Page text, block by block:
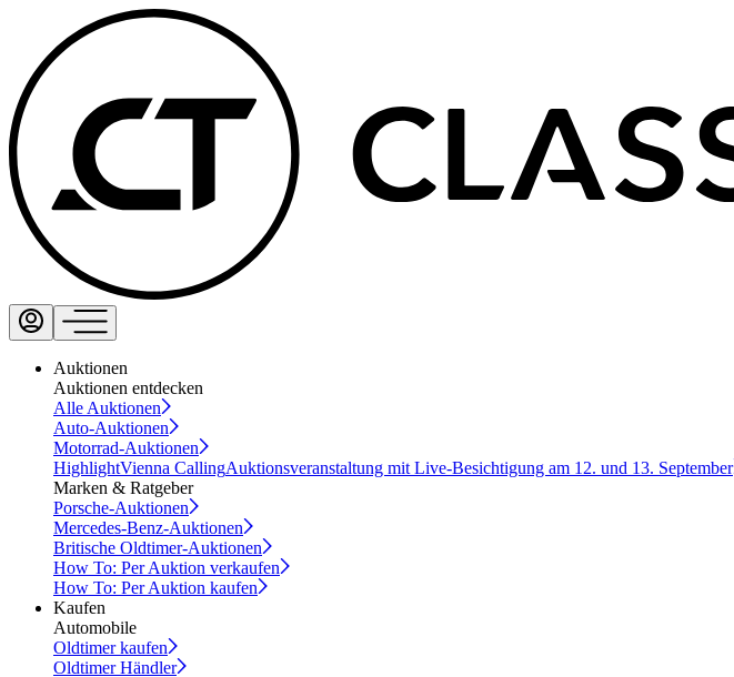
Auktionen
Auktionen entdecken
Alle Auktionen
Auto-Auktionen
Motorrad-Auktionen
HighlightVienna CallingAuktionsveranstaltung mit Live-Besichtigung am 12. und 13. September
Marken & Ratgeber
Porsche-Auktionen
Mercedes-Benz-Auktionen
Britische Oldtimer-Auktionen
How To: Per Auktion verkaufen
How To: Per Auktion kaufen
Kaufen
Automobile
Oldtimer kaufen
Oldtimer Händler